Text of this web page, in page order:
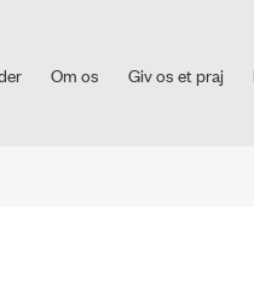
Om os Giv os et praj